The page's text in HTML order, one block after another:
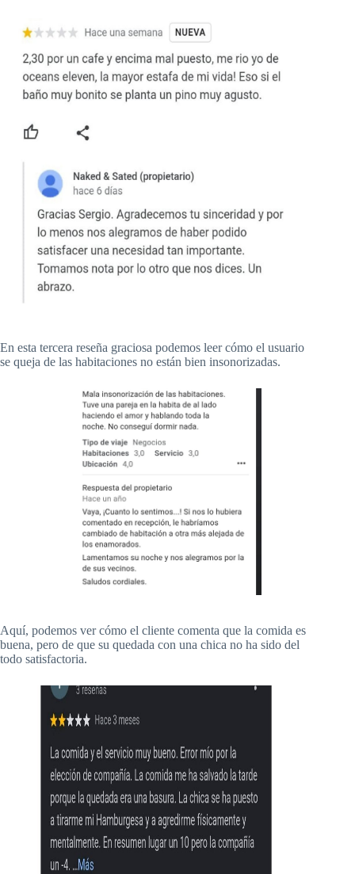
En esta tercera reseña graciosa podemos leer cómo el usuario
se queja de las habitaciones no están bien insonorizadas.
Aquí, podemos ver cómo el cliente comenta que la comida es
buena, pero de que su quedada con una chica no ha sido del
todo satisfactoria.